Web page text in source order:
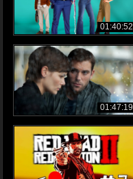
01:40:52
01:47:19